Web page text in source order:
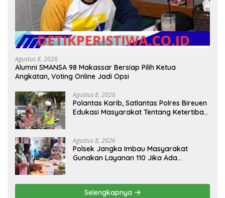
Agustus 8, 2026
Alumni SMANSA 98 Makassar Bersiap Pilih Ketua
Angkatan, Voting Online Jadi Opsi
Agustus 8, 2026
Polantas Karib, Satlantas Polres Bireuen
Edukasi Masyarakat Tentang Ketertiban
Agustus 8, 2026
Polsek Jangka Imbau Masyarakat
Gunakan Layanan 110 Jika Ada
Selengkapnya